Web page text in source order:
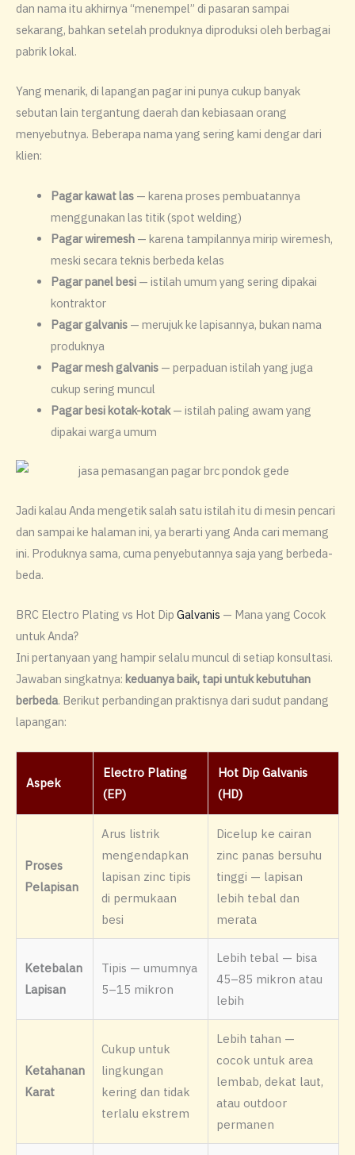
dan nama itu akhirnya “menempel” di pasaran sampai
sekarang, bahkan setelah produknya diproduksi oleh berbagai
pabrik lokal.
Yang menarik, di lapangan pagar ini punya cukup banyak
sebutan lain tergantung daerah dan kebiasaan orang
menyebutnya. Beberapa nama yang sering kami dengar dari
klien:
Pagar kawat las— karena proses pembuatannya
menggunakan las titik (spot welding)
Pagar wiremesh— karena tampilannya mirip wiremesh,
meski secara teknis berbeda kelas
Pagar panel besi— istilah umum yang sering dipakai
kontraktor
Pagar galvanis— merujuk ke lapisannya, bukan nama
produknya
Pagar mesh galvanis— perpaduan istilah yang juga
cukup sering muncul
Pagar besi kotak-kotak— istilah paling awam yang
dipakai warga umum
Jadi kalau Anda mengetik salah satu istilah itu di mesin pencari
dan sampai ke halaman ini, ya berarti yang Anda cari memang
ini. Produknya sama, cuma penyebutannya saja yang berbeda-
beda.
BRC Electro Plating vs Hot Dip Galvanis — Mana yang Cocok
untuk Anda?
Ini pertanyaan yang hampir selalu muncul di setiap konsultasi.
Jawaban singkatnya: keduanya baik, tapi untuk kebutuhan
berbeda. Berikut perbandingan praktisnya dari sudut pandang
lapangan:
Aspek
Electro Plating
(EP)
Hot Dip Galvanis
(HD)
Proses
Pelapisan
Arus listrik
mengendapkan
lapisan zinc tipis
di permukaan
besi
Dicelup ke cairan
zinc panas bersuhu
tinggi — lapisan
lebih tebal dan
merata
Ketebalan
Lapisan
Tipis — umumnya
5–15 mikron
Lebih tebal — bisa
45–85 mikron atau
lebih
Ketahanan
Karat
Cukup untuk
lingkungan
kering dan tidak
terlalu ekstrem
Lebih tahan —
cocok untuk area
lembab, dekat laut,
atau outdoor
permanen